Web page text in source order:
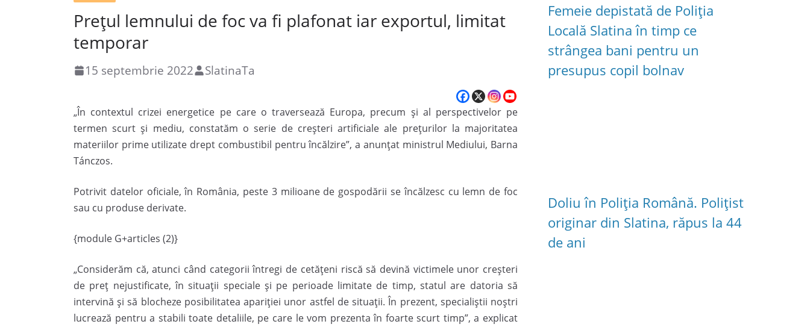
Prețul lemnului de foc va fi plafonat iar exportul, limitat
temporar
15 septembrie 2022 SlatinaTa
„În contextul crizei energetice pe care o traversează Europa, precum și al perspectivelor pe
termen scurt și mediu, constatăm o serie de creșteri artificiale ale prețurilor la majoritatea
materiilor prime utilizate drept combustibil pentru încălzire”, a anunțat ministrul Mediului, Barna
Tánczos.
Potrivit datelor oficiale, în România, peste 3 milioane de gospodării se încălzesc cu lemn de foc
sau cu produse derivate.
{module G+articles (2)}
„Considerăm că, atunci când categorii întregi de cetățeni riscă să devină victimele unor creșteri
de preț nejustificate, în situații speciale și pe perioade limitate de timp, statul are datoria să
intervină și să blocheze posibilitatea apariției unor astfel de situații. În prezent, specialiștii noștri
lucrează pentru a stabili toate detaliile, pe care le vom prezenta în foarte scurt timp”, a explicat
Femeie depistată de Poliția
Locală Slatina în timp ce
strângea bani pentru un
presupus copil bolnav
Doliu în Poliția Română. Polițist
originar din Slatina, răpus la 44
de ani